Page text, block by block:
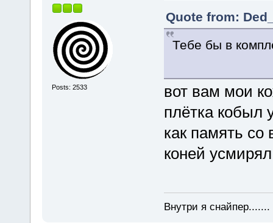
Posts: 2533
Quote from:
Тебе бы в
вот вам мои
плётка кобыл
как память
коней
Внутри я